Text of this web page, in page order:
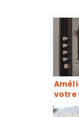
votre
chez
vous